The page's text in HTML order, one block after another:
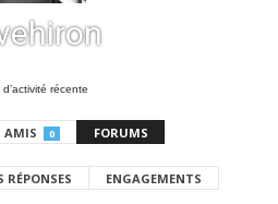
d’activité récente
AMIS 0 FORUMS
RÉPONSES ENGAGEMENTS